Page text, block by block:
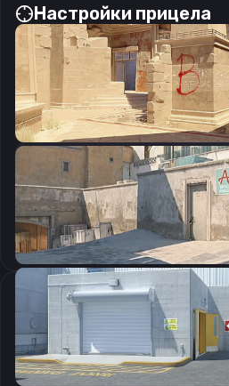
Настройки прицела
CSGO-5hZAk-rmq3H-noSjq-
Настройки мыши
DPI:
Чувствительность мыши в игре: